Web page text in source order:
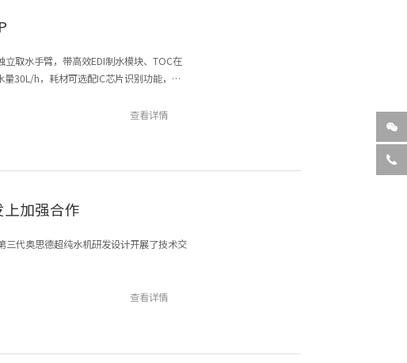
取水手臂，带高效EDI制水模块、TOC在
30L/h，耗材可选配IC芯片识别功能，同
查看详情
加强合作
代奥思德超纯水机研发设计开展了技术交
查看详情

